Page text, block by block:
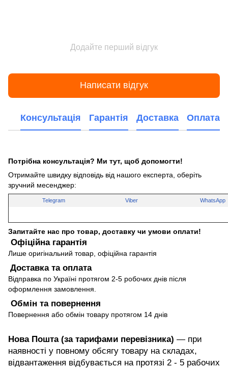
Додайте перший відгук
Написати відгук
Консультація Гарантія Доставка Оплата
Потрібна консультація? Ми тут, щоб допомогти!
Отримайте швидку відповідь від нашого експерта, оберіть
зручний месенджер:
Telegram Viber WhatsApp
Запитайте нас про товар, доставку чи умови оплати!
Офіційна гарантія
Лише оригінальний товар, офіційна гарантія
Доставка та оплата
Відправка по Україні протягом 2-5 робочих днів після
оформлення замовлення.
Обмін та повернення
Повернення або обмін товару протягом 14 днів
Нова Пошта (за тарифами перевізника) — при
наявності у повному обсягу товару на складах,
відвантаження відбувається на протязі 2 - 5 рабочих